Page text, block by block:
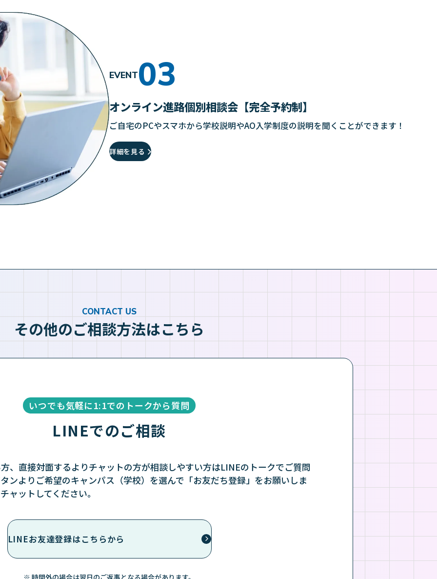
EVENT
オンライン進路個別相談会【完全予約制】
ご自宅のPCやスマホから学校説明やAO入学制度の説明を聞くことができます！
詳細を見る
その他のご相談方法はこちら
CONTACT US
いつでも気軽に1:1でのトークから質問
LINEでのご相談
、直接対面するよりチャットの方が相談しやすい方はLINEのトークでご質問
ンよりご希望のキャンパス（学校）を選んで「お友だち登録」をお願いしま
ャットしてください。
LINEお友達登録はこちらから
※ 時間外の場合は翌日のご返事となる場合があります。